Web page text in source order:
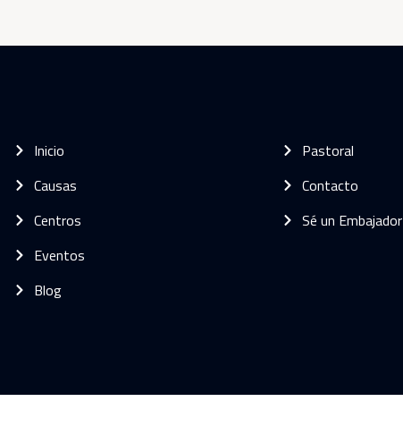
Inicio
Causas
Centros
Eventos
Blog
Pastoral
Contacto
Sé un Embajador